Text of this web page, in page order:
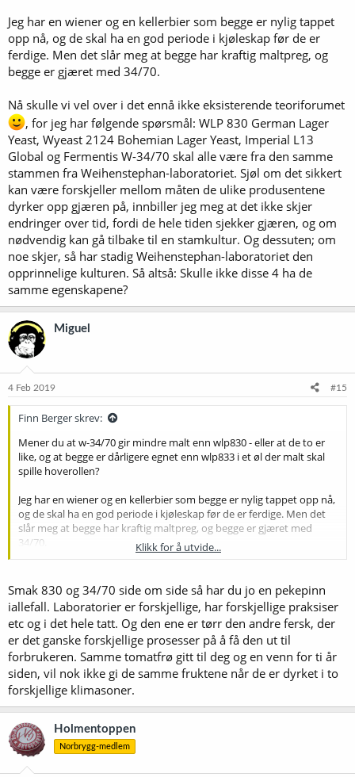
Jeg har en wiener og en kellerbier som begge er nylig tappet
opp nå, og de skal ha en god periode i kjøleskap før de er
ferdige. Men det slår meg at begge har kraftig maltpreg, og
begge er gjæret med 34/70.
Nå skulle vi vel over i det ennå ikke eksisterende teoriforumet
, for jeg har følgende spørsmål: WLP 830 German Lager
Yeast, Wyeast 2124 Bohemian Lager Yeast, Imperial L13
Global og Fermentis W-34/70 skal alle være fra den samme
stammen fra Weihenstephan-laboratoriet. Sjøl om det sikkert
kan være forskjeller mellom måten de ulike produsentene
dyrker opp gjæren på, innbiller jeg meg at det ikke skjer
endringer over tid, fordi de hele tiden sjekker gjæren, og om
nødvendig kan gå tilbake til en stamkultur. Og dessuten; om
noe skjer, så har stadig Weihenstephan-laboratoriet den
opprinnelige kulturen. Så altså: Skulle ikke disse 4 ha de
samme egenskapene?
Miguel
4 Feb 2019 #15
Finn Berger skrev:
Mener du at w-34/70 gir mindre malt enn wlp830 - eller at de to er
like, og at begge er dårligere egnet enn wlp833 i et øl der malt skal
spille hoverollen?
Jeg har en wiener og en kellerbier som begge er nylig tappet opp nå,
og de skal ha en god periode i kjøleskap før de er ferdige. Men det
slår meg at begge har kraftig maltpreg, og begge er gjæret med
34/70.
for jeg har følgende spørsmål: WLP 830 German Lager Yeast, Wyeast
2124 Bohemian Lager Yeast, Imperial L13 Global og Fermentis W-
34/70 skal alle være fra den samme stammen fra Weihenstephan-
laboratoriet. Sjøl om det sikkert kan være forskjeller mellom måten
de ulike produsentene dyrker opp gjæren på, innbiller jeg meg at
det ikke skjer endringer over tid, fordi de hele tiden sjekker gjæren,
og om nødvendig kan gå tilbake til en stamkultur. Og dessuten; om
noe skjer, så har stadig Weihenstephan-laboratoriet den
opprinnelige kulturen. Så altså: Skulle ikke disse 4 ha de samme
egenskapene?
Klikk for å utvide...
Smak 830 og 34/70 side om side så har du jo en pekepinn
iallefall. Laboratorier er forskjellige, har forskjellige praksiser
etc og i det hele tatt. Og den ene er tørr den andre fersk, der
er det ganske forskjellige prosesser på å få den ut til
forbrukeren. Samme tomatfrø gitt til deg og en venn for ti år
siden, vil nok ikke gi de samme fruktene når de er dyrket i to
forskjellige klimasoner.
Holmentoppen
Norbrygg-medlem